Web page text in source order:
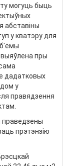
могуць быць
абставіны
у кватэру для
пры
дадатковых
у
правядзення
праведзены
прэтэнзію